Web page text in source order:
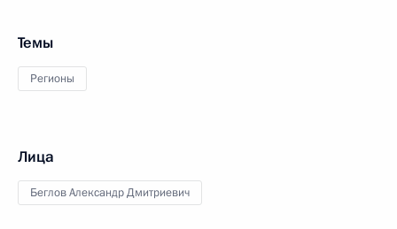
Темы
Регионы
Лица
Беглов Александр Дмитриевич